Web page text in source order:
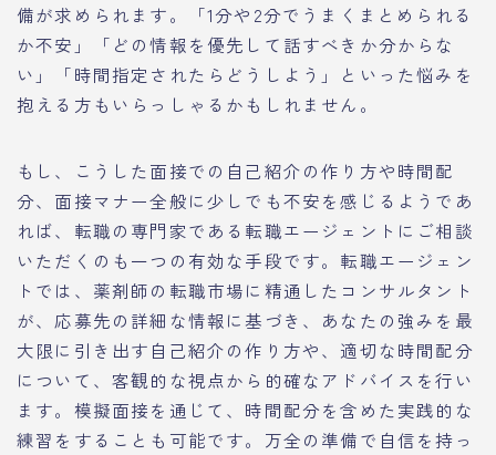
備が求められます。「1分や2分でうまくまとめられる
か不安」「どの情報を優先して話すべきか分からな
い」「時間指定されたらどうしよう」といった悩みを
抱える方もいらっしゃるかもしれません。
もし、こうした面接での自己紹介の作り方や時間配
分、面接マナー全般に少しでも不安を感じるようであ
れば、転職の専門家である転職エージェントにご相談
いただくのも一つの有効な手段です。転職エージェン
トでは、薬剤師の転職市場に精通したコンサルタント
が、応募先の詳細な情報に基づき、あなたの強みを最
大限に引き出す自己紹介の作り方や、適切な時間配分
について、客観的な視点から的確なアドバイスを行い
ます。模擬面接を通じて、時間配分を含めた実践的な
練習をすることも可能です。万全の準備で自信を持っ